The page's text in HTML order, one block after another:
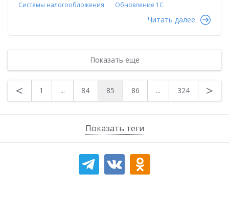
Показать теги
Системы налогообложения
Обновление 1С
Читать далее
Показать еще
< 1 ... 84 85 86 ... 324 >